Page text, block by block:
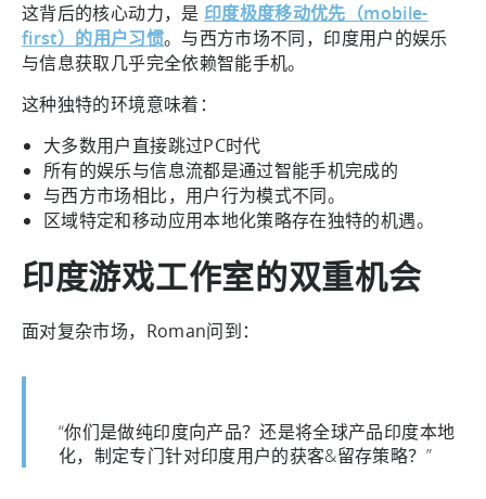
这背后的核心动力，是 印度极度移动优先（mobile-
first）的用户习惯。与西方市场不同，印度用户的娱乐
与信息获取几乎完全依赖智能手机。
这种独特的环境意味着：
大多数用户直接跳过PC时代
所有的娱乐与信息流都是通过智能手机完成的
与西方市场相比，用户行为模式不同。
区域特定和移动应用本地化策略存在独特的机遇。
印度游戏工作室的双重机会
面对复杂市场，Roman问到：
“你们是做纯印度向产品？还是将全球产品印度本地
化，制定专门针对印度用户的获客&留存策略？”